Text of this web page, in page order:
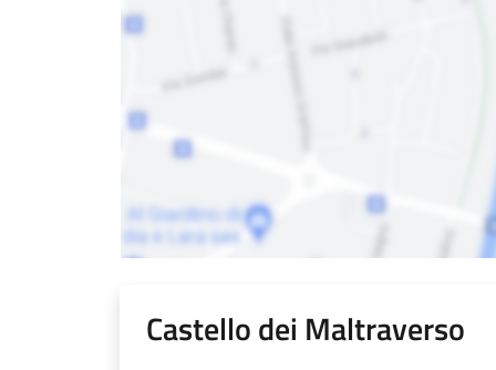
Castello dei Maltraverso